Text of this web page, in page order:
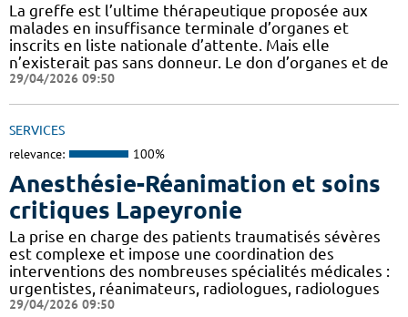
La greffe est l’ultime thérapeutique proposée aux
malades en insuffisance terminale d’organes et
inscrits en liste nationale d’attente. Mais elle
n’existerait pas sans donneur. Le don d’organes et de
29/04/2026 09:50
SERVICES
relevance: 100%
Anesthésie-Réanimation et soins
critiques Lapeyronie
La prise en charge des patients traumatisés sévères
est complexe et impose une coordination des
interventions des nombreuses spécialités médicales :
urgentistes, réanimateurs, radiologues, radiologues
29/04/2026 09:50